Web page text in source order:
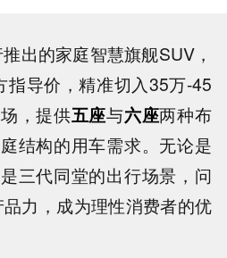
出的家庭智慧旗舰SUV，
指导价，精准切入35万-45
，提供五座与六座两种布
结构的用车需求。无论是
三代同堂的出行场景，问
力，成为理性消费者的优